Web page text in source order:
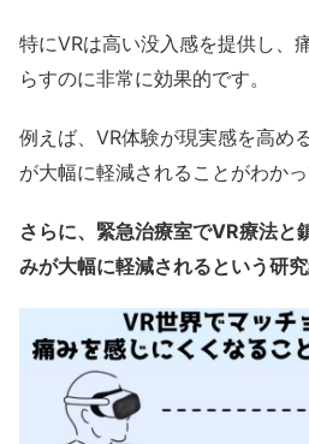
特にVRは高い没入感を提供し、
らすのに非常に効果的です。
例えば、VR体験が現実感を高め
が大幅に軽減されることがわかっ
さらに、緊急治療室でVR療法と
みが大幅に軽減されるという研究